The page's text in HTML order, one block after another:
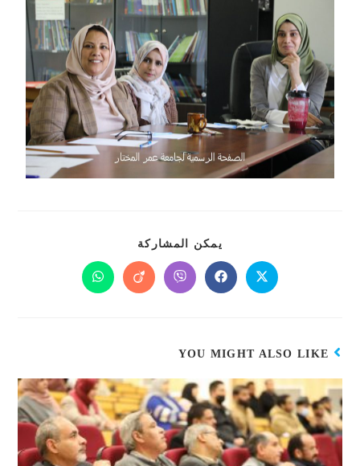
يمكن المشاركة
YOU MIGHT ALSO LIKE